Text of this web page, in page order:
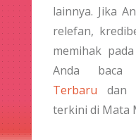
lainnya. Jika
relefan,
memihak
Anda baca
Terbaru dan
terkini di Mata